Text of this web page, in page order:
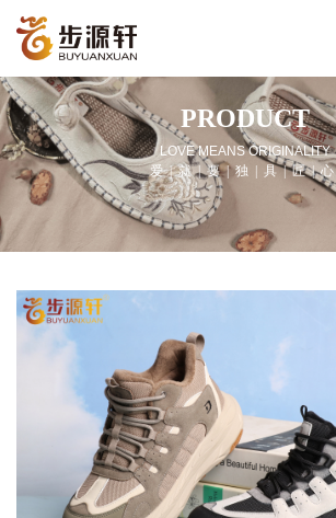
PRODUCT
LOVE MEANS ORIGINALITY
爱|就|要|独|具|匠|